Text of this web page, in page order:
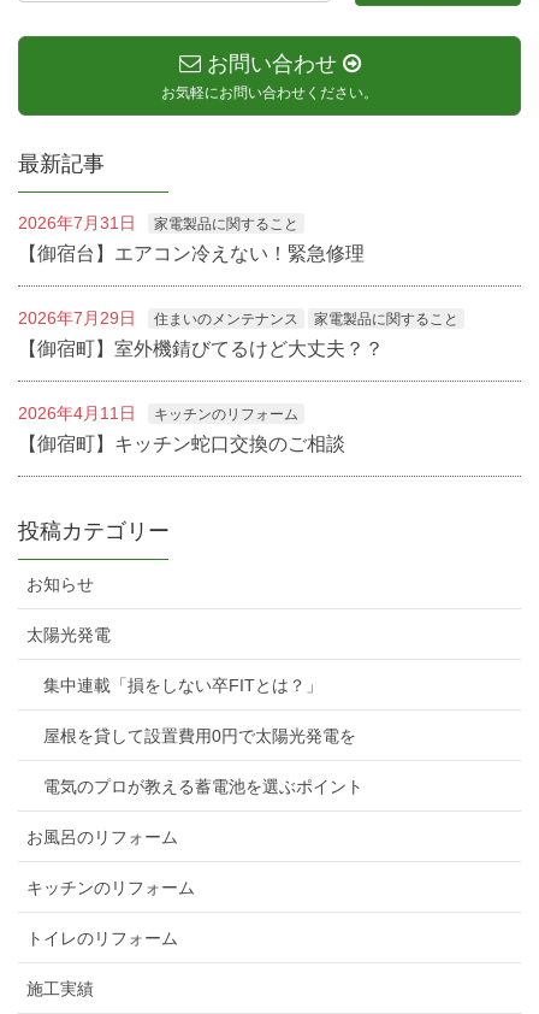
お問い合わせ
お気軽にお問い合わせください。
最新記事
2026年7月31日 家電製品に関すること
【御宿台】エアコン冷えない！緊急修理
2026年7月29日 住まいのメンテナンス 家電製品に関すること
【御宿町】室外機錆びてるけど大丈夫？？
2026年4月11日 キッチンのリフォーム
【御宿町】キッチン蛇口交換のご相談
投稿カテゴリー
お知らせ
太陽光発電
集中連載「損をしない卒FITとは？」
屋根を貸して設置費用0円で太陽光発電を
電気のプロが教える蓄電池を選ぶポイント
お風呂のリフォーム
キッチンのリフォーム
トイレのリフォーム
施工実績